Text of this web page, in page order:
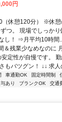
です。
円
休憩120分） ※休憩
つ。 現場でしっかり
し！ ⇒月平均10時間
＆残業少なめなのに
定性が自慢です。
もバツグン！ ↓↓ 求人
車通勤OK 固定時間制
あり ブランクOK 交通